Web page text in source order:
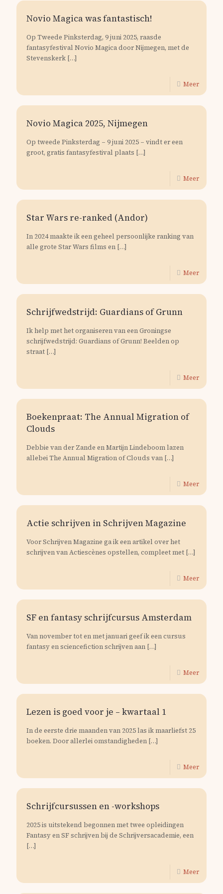
Novio Magica was fantastisch!
Op Tweede Pinksterdag, 9 juni 2025, raasde
fantasyfestival Novio Magica door Nijmegen, met de
Stevenskerk […]
Meer
Novio Magica 2025, Nijmegen
Op tweede Pinksterdag – 9 juni 2025 – vindt er een
groot, gratis fantasyfestival plaats […]
Meer
Star Wars re-ranked (Andor)
In 2024 maakte ik een geheel persoonlijke ranking van
alle grote Star Wars films en […]
Meer
Schrijfwedstrijd: Guardians of Grunn
Ik help met het organiseren van een Groningse
schrijfwedstrijd: Guardians of Grunn! Beelden op
straat […]
Meer
Boekenpraat: The Annual Migration of
Clouds
Debbie van der Zande en Martijn Lindeboom lazen
allebei The Annual Migration of Clouds van […]
Meer
Actie schrijven in Schrijven Magazine
Voor Schrijven Magazine ga ik een artikel over het
schrijven van Actiescènes opstellen, compleet met […]
Meer
SF en fantasy schrijfcursus Amsterdam
Van november tot en met januari geef ik een cursus
fantasy en sciencefiction schrijven aan […]
Meer
Lezen is goed voor je – kwartaal 1
In de eerste drie maanden van 2025 las ik maarliefst 25
boeken. Door allerlei omstandigheden […]
Meer
Schrijfcursussen en -workshops
2025 is uitstekend begonnen met twee opleidingen
Fantasy en SF schrijven bij de Schrijversacademie, een
[…]
Meer